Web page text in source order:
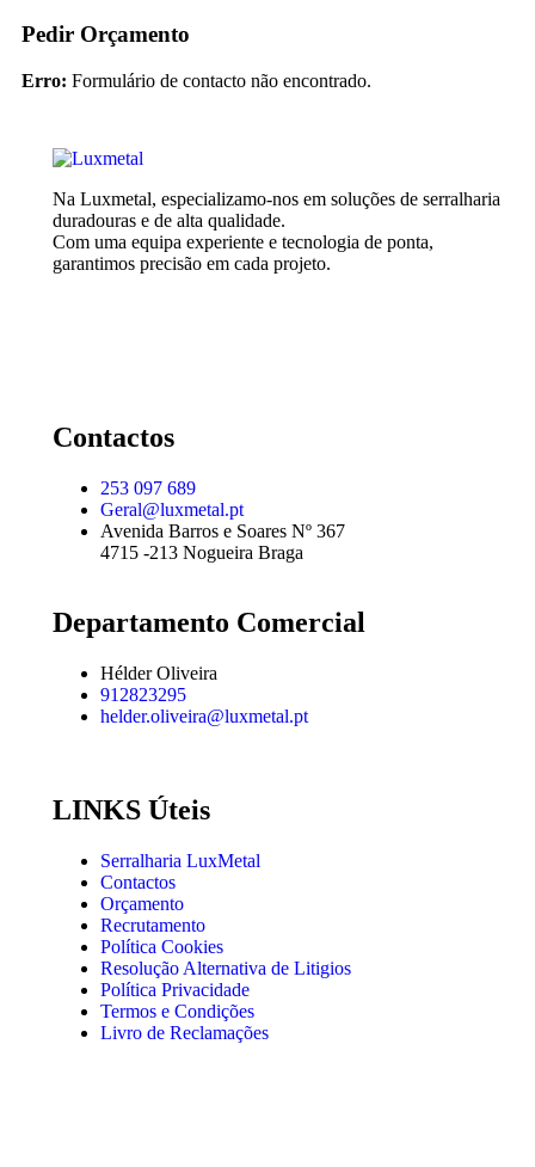
Pedir Orçamento
Erro: Formulário de contacto não encontrado.
Na Luxmetal, especializamo-nos em soluções de serralharia
duradouras e de alta qualidade.
Com uma equipa experiente e tecnologia de ponta,
garantimos precisão em cada projeto.
Contactos
253 097 689
Geral@luxmetal.pt
Avenida Barros e Soares Nº 367
4715 -213 Nogueira Braga
Departamento Comercial
Hélder Oliveira
912823295
helder.oliveira@luxmetal.pt
LINKS Úteis
Serralharia LuxMetal
Contactos
Orçamento
Recrutamento
Política Cookies
Resolução Alternativa de Litigios
Política Privacidade
Termos e Condições
Livro de Reclamações